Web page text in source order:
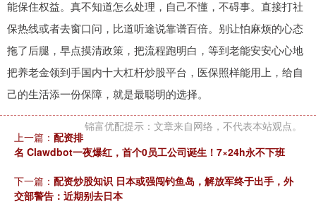
能保住权益。真不知道怎么处理，自己不懂，不碍事。直接打社
保热线或者去窗口问，比道听途说靠谱百倍。别让怕麻烦的心态
拖了后腿，早点摸清政策，把流程跑明白，等到老能安安心心地
把养老金领到手国内十大杠杆炒股平台，医保照样能用上，给自
己的生活添一份保障，就是最聪明的选择。
锦富优配提示：文章来自网络，不代表本站观点。
上一篇： 配资排
名 Clawdbot一夜爆红，首个0员工公司诞生！7×24h永不下班
下一篇： 配资炒股知识 日本或强闯钓鱼岛，解放军终于出手，外
交部警告：近期别去日本